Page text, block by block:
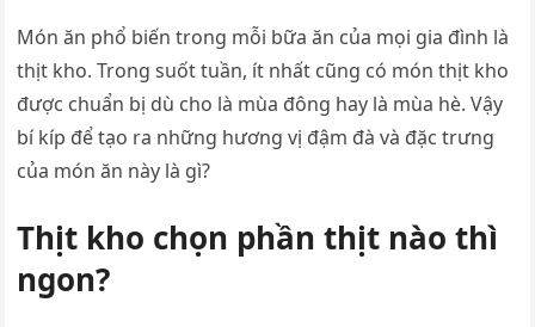
Món ăn phổ biến trong mỗi bữa ăn của mọi gia đình là
thịt kho. Trong suốt tuần, ít nhất cũng có món thịt kho
được chuẩn bị dù cho là mùa đông hay là mùa hè. Vậy
bí kíp để tạo ra những hương vị đậm đà và đặc trưng
của món ăn này là gì?
Thịt kho chọn phần thịt nào thì
ngon?